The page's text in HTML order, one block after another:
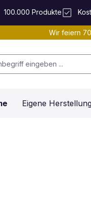
100.000 Produkte
Wir feiern
Eigene